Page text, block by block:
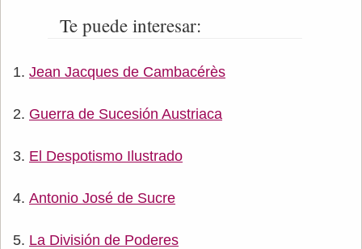
Te puede interesar:
Jean Jacques de Cambacérès
Guerra de Sucesión Austriaca
El Despotismo Ilustrado
Antonio José de Sucre
La División de Poderes